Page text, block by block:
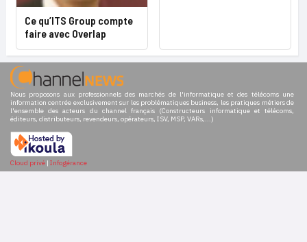
Ce qu’ITS Group compte
faire avec Overlap
Nous proposons aux professionnels des marchés de l'informatique et des télécoms une
information centrée exclusivement sur les problématiques business, les pratiques métiers de
l'ensemble des acteurs du channel français (Constructeurs informatique et télécoms,
éditeurs, distributeurs, revendeurs, opérateurs, ISV, MSP, VARs,...)
Cloud privé | Infogérance